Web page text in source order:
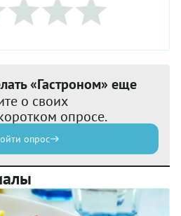
«Гастроном» еще
о своих
опросе.
опрос